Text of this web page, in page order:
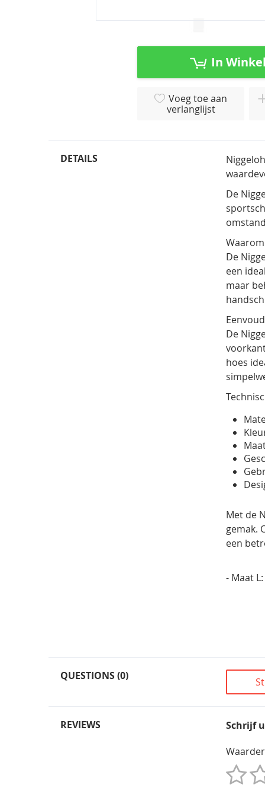
In
Voeg toe aan
verlanglijst
DETAILS
De
De
een
maar
De
hoes
Met de
gemak.
een
- Maat
QUESTIONS (0)
REVIEWS
Schrijf